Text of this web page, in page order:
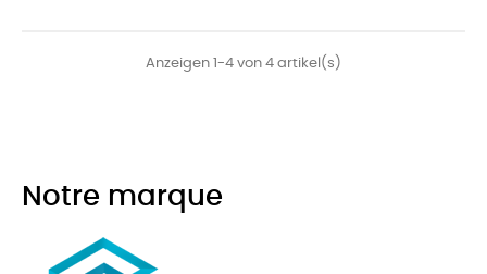
Anzeigen 1-4 von 4 artikel(s)
Notre marque